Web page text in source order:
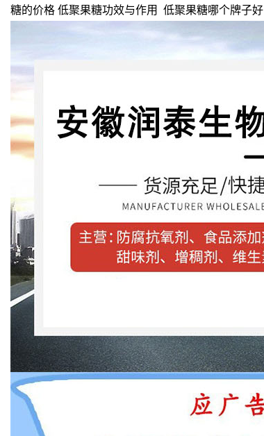
糖的价格 低聚果糖功效与作用 低聚果糖哪个牌子好